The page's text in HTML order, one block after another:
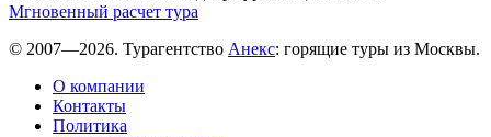
Мгновенный расчет тура
© 2007—2026. Турагентство Анекс: горящие туры из Москвы.
О компании
Контакты
Политика